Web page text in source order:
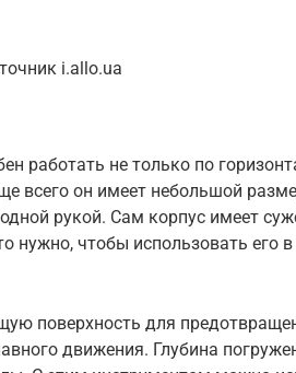
i.allo.ua
работать не только по
всего он имеет небольшой
рукой. Сам корпус имеет
нужно, чтобы использовать его в
поверхность для
движения. Глубина